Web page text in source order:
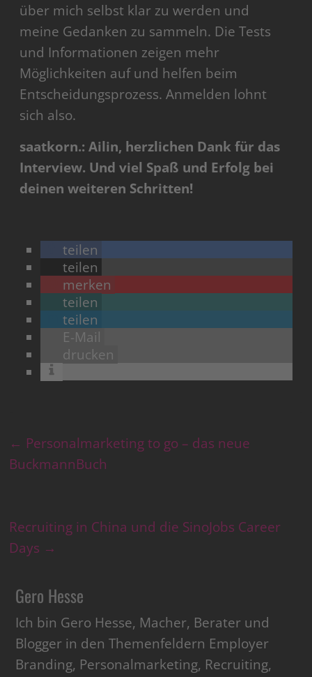
über mich selbst klar zu werden und
meine Gedanken zu sammeln. Die Tests
und Informationen zeigen mehr
Möglichkeiten auf und helfen beim
Entscheidungsprozess. Anmelden lohnt
sich also.
saatkorn.: Ailin, herzlichen Dank für das
Interview. Und viel Spaß und Erfolg bei
deinen weiteren Schritten!
teilen
teilen
merken
teilen
teilen
E-Mail
drucken
← Personalmarketing to go – das neue
BuckmannBuch
Recruiting in China und die SinoJobs Career
Days →
Gero Hesse
Ich bin Gero Hesse, Macher, Berater und
Blogger in den Themenfeldern Employer
Branding, Personalmarketing, Recruiting,